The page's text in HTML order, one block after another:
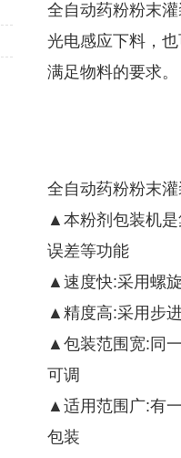
全自动药粉粉末
光电感应下料，
满足物料的要求。
全自动药粉粉末灌
▲本粉剂包装机是
误差等功能
▲速度快:采用螺
▲精度高:采用步
▲包装范围宽:同
可调
▲适用范围广:有
包装